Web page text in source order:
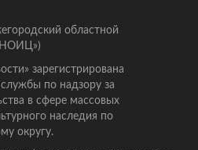
областной
зарегистрирована
по надзору за
в сфере массовых
наследия по
округу.